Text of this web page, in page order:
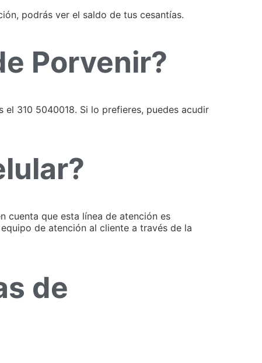
podrás ver el saldo de tus cesantías.
Porvenir?
el 310 5040018. Si lo prefieres, puedes acudir
cuenta que esta línea de atención es
de atención al cliente a través de la
de